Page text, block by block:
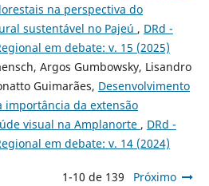
na perspectiva do
sustentável no Pajeú , DRd -
em debate: v. 15 (2025)
Argos Gumbowsky, Lisandro
Guimarães, Desenvolvimento
importância da extensão
visual na Amplanorte , DRd -
em debate: v. 14 (2024)
1-10 de 139 Próximo